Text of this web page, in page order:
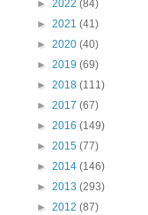
► 2022 (84)
► 2021 (41)
► 2020 (40)
► 2019 (69)
► 2018 (111)
► 2017 (67)
► 2016 (149)
► 2015 (77)
► 2014 (146)
► 2013 (293)
► 2012 (87)